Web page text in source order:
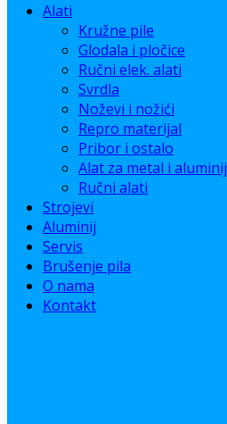
Alati
Kružne pile
Glodala i pločice
Ručni elek. alati
Svrdla
Noževi i nožići
Repro materijal
Pribor i ostalo
Alat za metal i aluminij
Ručni alati
Strojevi
Aluminij
Servis
Brušenje pila
O nama
Kontakt